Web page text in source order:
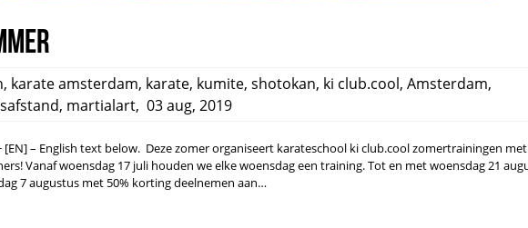
, karate amsterdam, karate, kumite, shotokan, ki club.cool, Amsterdam,
, martialart, 03 aug, 2019
[EN] – English text below. Deze zomer organiseert karateschool ki club.cool zomertrainingen
Vanaf woensdag 17 juli houden we elke woensdag een training. Tot en met woensdag 21
7 augustus met 50% korting deelnemen aan…